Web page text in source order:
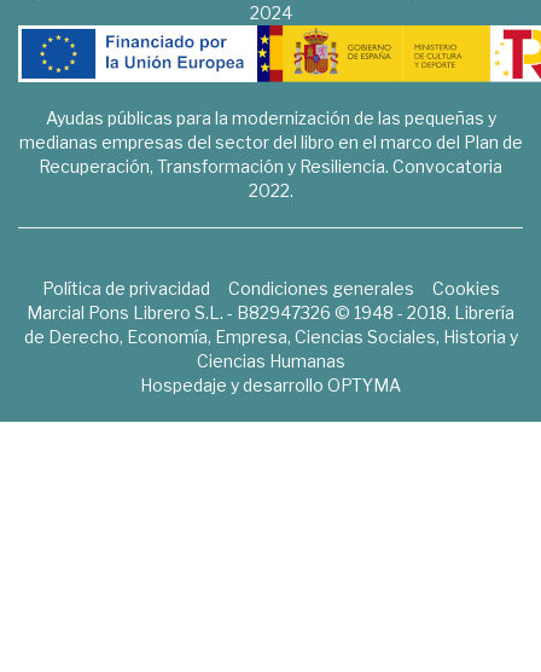
2024
Ayudas públicas para la modernización de las pequeñas y
medianas empresas del sector del libro en el marco del Plan de
Recuperación, Transformación y Resiliencia. Convocatoria
2022.
Política de privacidad Condiciones generales
Cookies
Marcial Pons Librero S.L. - B82947326 © 1948 - 2018. Librería
de Derecho, Economía, Empresa, Ciencias Sociales, Historia y
Ciencias Humanas
Hospedaje y desarrollo OPTYMA